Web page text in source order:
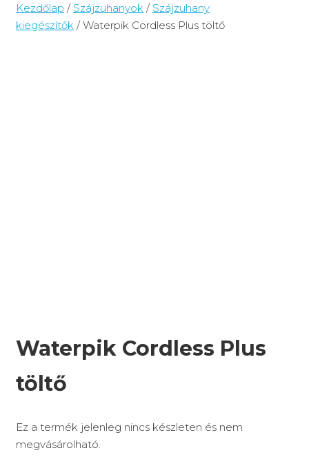
Kezdőlap / Szájzuhanyok / Szájzuhany
kiegészítők / Waterpik Cordless Plus töltő
Waterpik Cordless Plus
töltő
Ez a termék jelenleg nincs készleten és nem
megvásárolható.